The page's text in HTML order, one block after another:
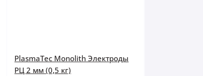
PlasmaTec Monolith Электроды
РЦ 2 мм (0,5 кг)